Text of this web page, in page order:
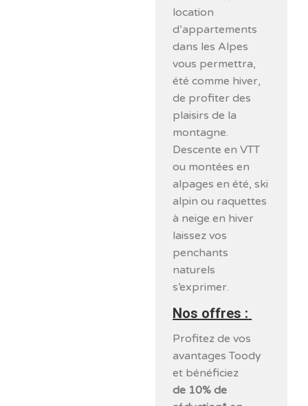
location
d’appartements
dans les Alpes
vous permettra,
été comme hiver,
de profiter des
plaisirs de la
montagne.
Descente en VTT
ou montées en
alpages en été, ski
alpin ou raquettes
à neige en hiver
laissez vos
penchants
naturels
s’exprimer.
Nos offres :
Profitez de vos
avantages Toody
et bénéficiez
de 10% de